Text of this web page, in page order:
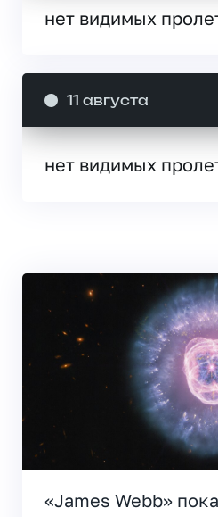
нет видимых
11 августа
нет видимых
«James Webb»